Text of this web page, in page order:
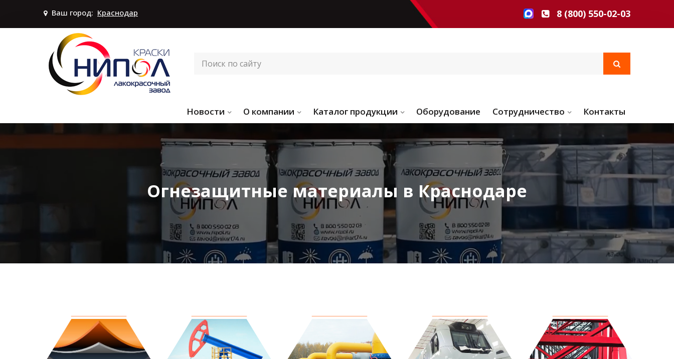
Ваш город: Краснодар 8 (800) 550-02-03
Новости О компании Каталог продукции Оборудование Сотрудничество Контакты
Огнезащитные материалы в Краснодаре